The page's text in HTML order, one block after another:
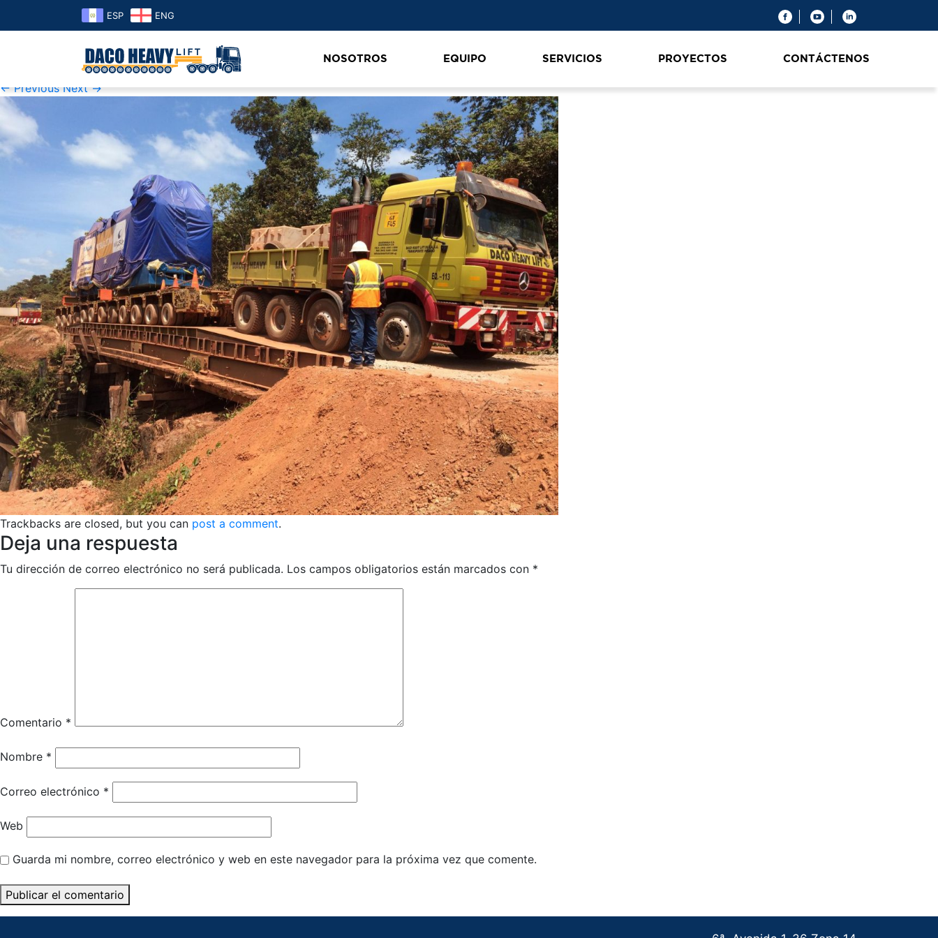
ESP ENG
NOSOTROS EQUIPO SERVICIOS PROYECTOS CONTÁCTENOS
K1600_IMG_3631
16 de September de 2019at1600 × 1200
← Previous Next →
Trackbacks are closed, but you can post a comment.
Deja una respuesta
Tu dirección de correo electrónico no será publicada. Los campos obligatorios están marcados con *
Comentario *
Nombre *
Correo electrónico *
Web
Guarda mi nombre, correo electrónico y web en este navegador para la próxima vez que comente.